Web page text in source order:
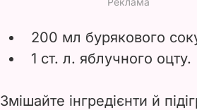
200 мл бурякового
1 ст. л. яблучного оцту.
Змішайте інгредієнти й